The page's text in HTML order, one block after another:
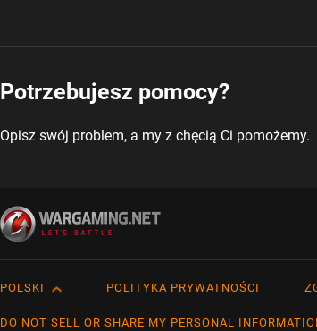
Potrzebujesz pomocy?
Opisz swój problem, a my z chęcią Ci pomożemy.
Čeština
Italiano
POLSKI POLITYKA PRYWATNOŚCI
DO NOT SELL OR SHARE MY PERSONAL